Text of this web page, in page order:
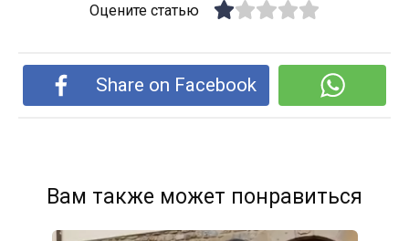
Оцените статью
Share on Facebook
Вам также может понравиться